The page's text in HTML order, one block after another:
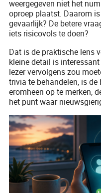
weergegeven niet het
oproep plaatst. Daarom
gevaarlijk? De betere
iets risicovols te doen?
Dat is de praktische lens
kleine detail is
lezer vervolgens zou
trivia te behandelen, is
eromheen op te merken,
het punt waar